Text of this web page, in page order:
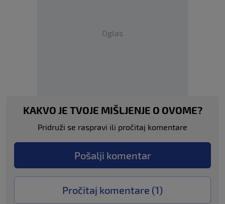
Oglas
KAKVO JE TVOJE MIŠLJENJE O OVOME?
Pridruži se raspravi ili pročitaj komentare
Pošalji komentar
Pročitaj komentare (1)